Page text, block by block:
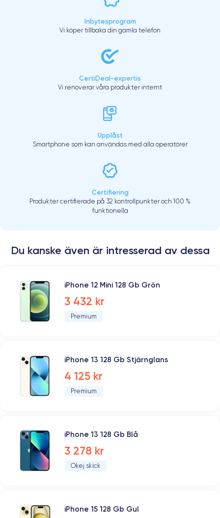
Inbytesprogram
Vi köper tillbaka din gamla telefon
CertiDeal-expertis
Vi renoverar våra produkter internt
Upplåst
Smartphone som kan användas med alla operatörer
Certifiering
Produkter certifierade på 32 kontrollpunkter och 100 %
funktionella
Du kanske även är intresserad av dessa
iPhone 12 Mini 128 Gb Grön
3 432 kr
Premium
iPhone 13 128 Gb Stjärnglans
4 125 kr
Premium
iPhone 13 128 Gb Blå
3 278 kr
Okej skick
iPhone 15 128 Gb Gul